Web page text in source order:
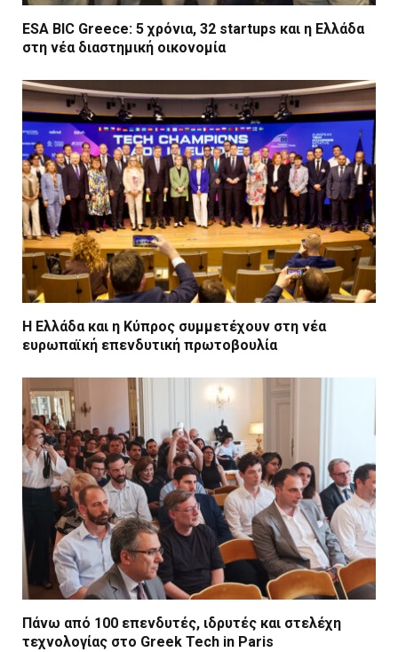
ESA BIC Greece: 5 χρόνια, 32 startups και η Ελλάδα
στη νέα διαστημική οικονομία
Η Ελλάδα και η Κύπρος συμμετέχουν στη νέα
ευρωπαϊκή επενδυτική πρωτοβουλία
Πάνω από 100 επενδυτές, ιδρυτές και στελέχη
τεχνολογίας στο Greek Tech in Paris